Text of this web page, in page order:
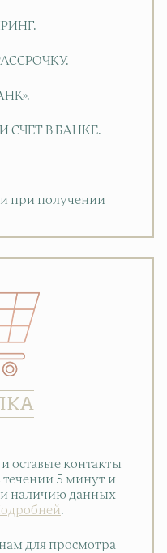
СЧЕТ В БАНКЕ.
при получении
и оставьте контакты
5 минут и
и наличию данных
.
для просмотра